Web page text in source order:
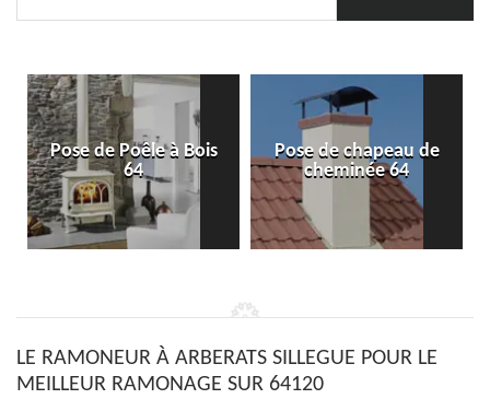
Pose de Poêle à Bois
64
Pose de chapeau de
cheminée 64
LE RAMONEUR À ARBERATS SILLEGUE POUR LE
MEILLEUR RAMONAGE SUR 64120